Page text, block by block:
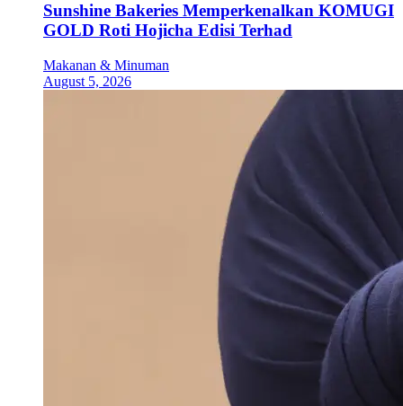
Sunshine Bakeries Memperkenalkan KOMUGI
GOLD Roti Hojicha Edisi Terhad
Makanan & Minuman
August 5, 2026